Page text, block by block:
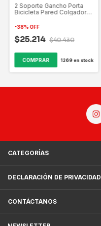
2 Soporte Gancho Porta
Bicicleta Pared Colgador
-38%OFF
$25.214 $40.430
COMPRAR 1269en stock
CATEGORÍAS
DECLARACIÓN DE PRIVACIDAD
CONTÁCTANOS